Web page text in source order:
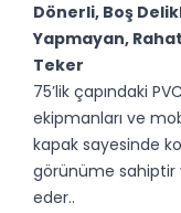
Dönerli, Boş
Yapmayan,
Teker
75’lik çapındaki
ekipmanları ve
kapak sayesinde
görünüme
eder..